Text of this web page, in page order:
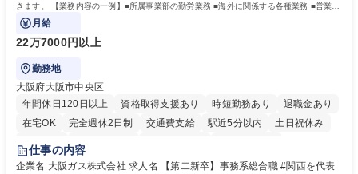
きます。 【業務内容の一例】■所属事業部の勤労業務 ■海外に関係する各種業務 ■営業部
門の企画スタッフ、ルート営業
月給
22万7000円以上
勤務地
大阪府大阪市中央区
年間休日120日以上
資格取得支援あり 時短勤務あり
退職金あり
在宅OK
完全週休2日制 交通費支給 駅近5分以内
土日祝休み
服装自由
第二新卒歓迎
仕事の内容
企業名 大阪ガス株式会社 求人名 【第二新卒】事務系総合職 #関西を代表